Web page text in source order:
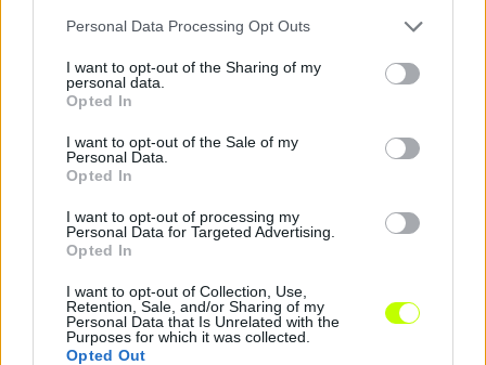
Please note that this website/app uses one or more Google
not limited to your visit or usage behaviour. You may click to
grant or deny consent to Google and its third-party tags to
use your data for below specified purposes in below Google
consent section.
Personal Data Processing Opt Outs
I want to opt-out of the Sharing of my
personal data.
Opted In
I want to opt-out of the Sale of my
Personal Data.
Opted In
I want to opt-out of processing my
Personal Data for Targeted Advertising.
Opted In
I want to opt-out of Collection, Use,
Retention, Sale, and/or Sharing of my
Personal Data that Is Unrelated with the
Purposes for which it was collected.
Opted Out
UnmuteLoaded
0%
Szöveg forrása: Youtube
Megosztás: